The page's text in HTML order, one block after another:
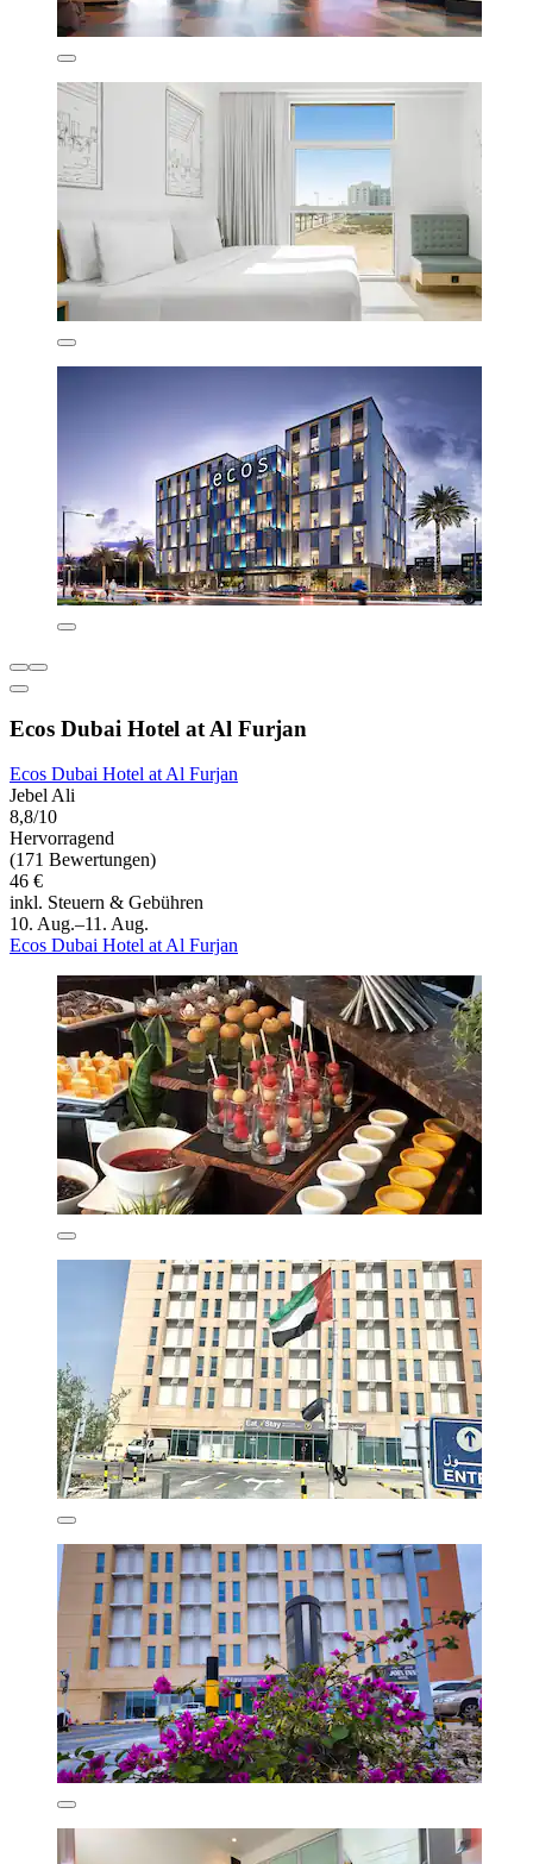
Ecos Dubai Hotel at Al Furjan
Ecos Dubai Hotel at Al Furjan
Jebel Ali
8,8/10
Hervorragend
(171 Bewertungen)
46 €
inkl. Steuern & Gebühren
10. Aug.–11. Aug.
Ecos Dubai Hotel at Al Furjan